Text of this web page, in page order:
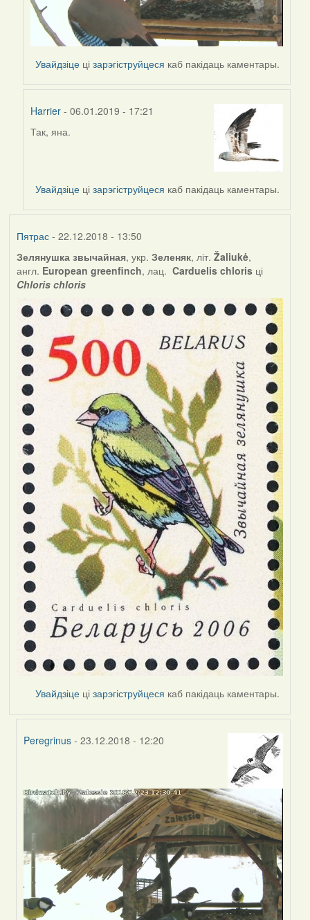
Увайдзіце цізарэгіструйцеся каб пакідаць каментары.
Harrier - 06.01.2019 - 17:21
In
Наталья
Так, яна.
Увайдзіце цізарэгіструйцеся каб пакідаць каментары.
Пятрас- 22.12.2018 - 13:50
Зелянушка звычайная, укр. Зеленяк, літ. Žaliukė,
англ. European greenfinch, лац. Carduelis chlorisці
Chloris chloris
Увайдзіце цізарэгіструйцеся каб пакідаць каментары.
Peregrinus - 23.12.2018 - 12:20
to
by